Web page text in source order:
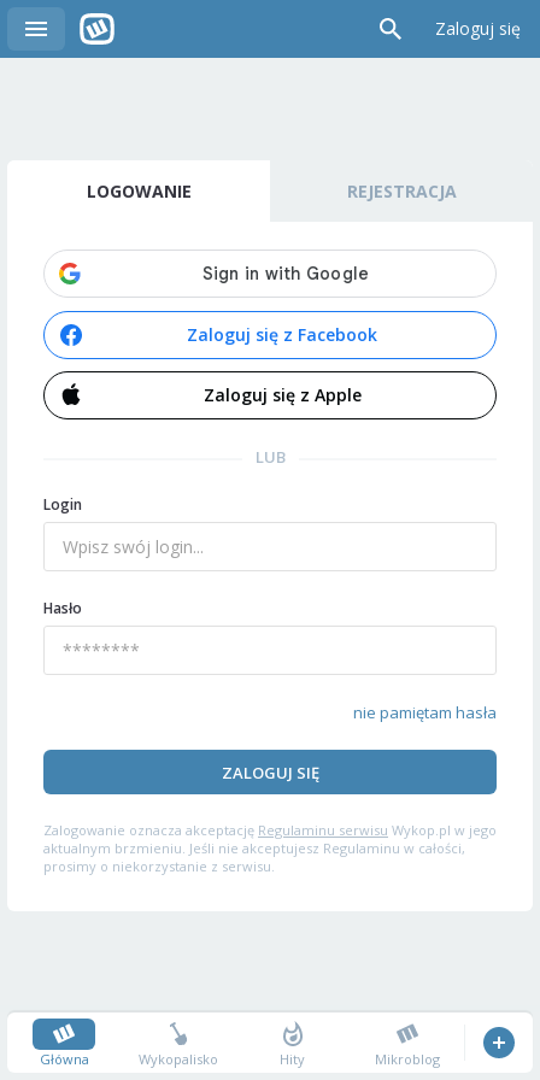
Zaloguj się
LOGOWANIE REJESTRACJA
Zaloguj się z Facebook
Zaloguj się z Apple
LUB
Login
Hasło
nie pamiętam hasła
ZALOGUJ SIĘ
Zalogowanie oznacza akceptację Regulaminu serwisu Wykop.pl w jego
aktualnym brzmieniu. Jeśli nie akceptujesz Regulaminu w całości,
prosimy o niekorzystanie z serwisu.
Główna Wykopalisko Hity Mikroblog